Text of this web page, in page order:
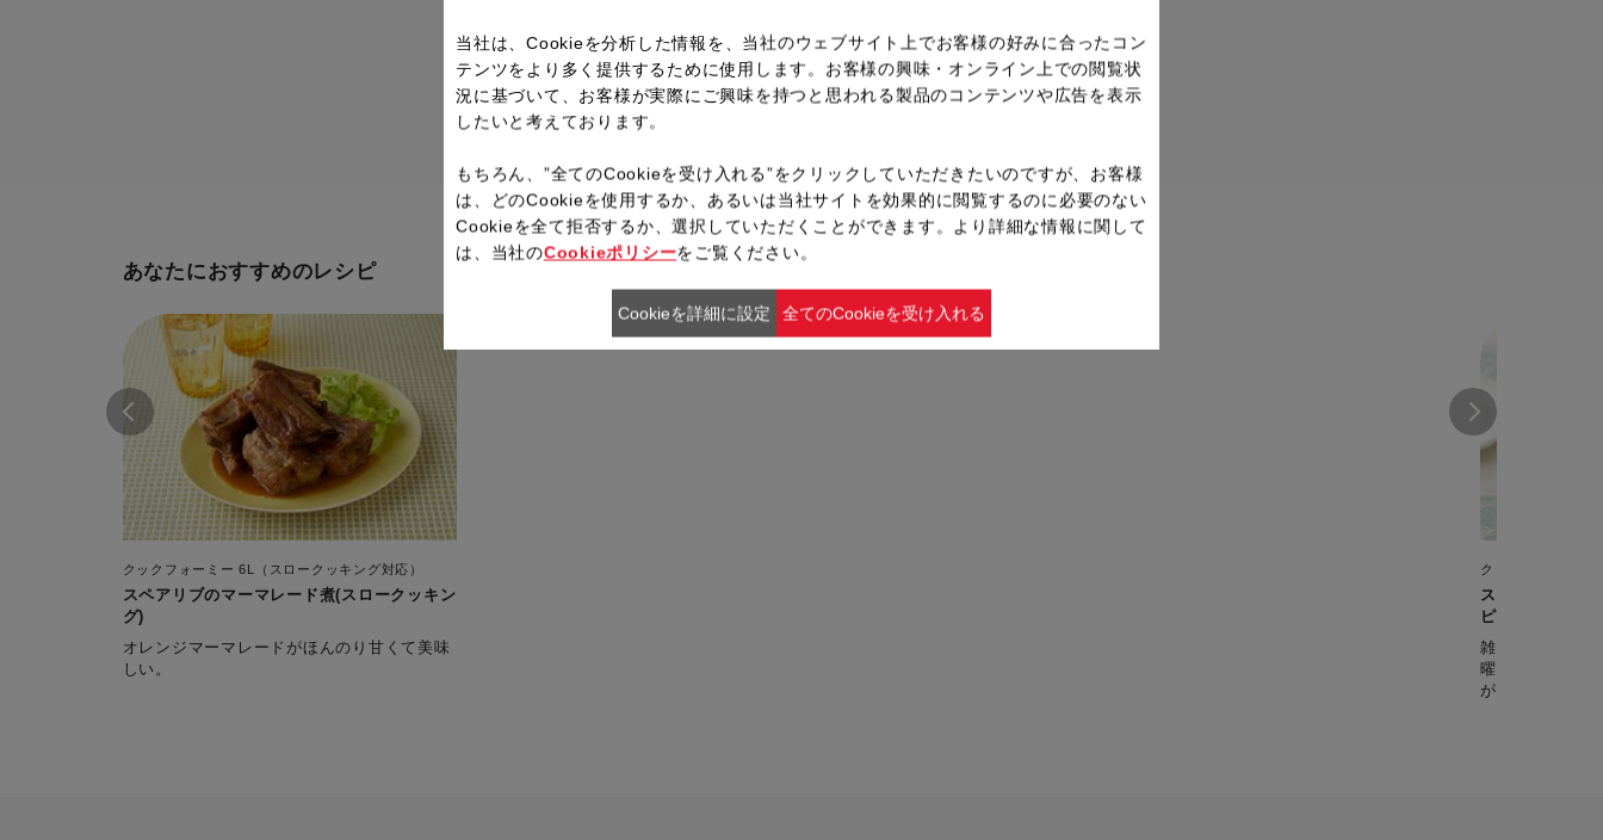
レシピ一覧へ戻る
あなたにおすすめのレシピ
クックフォーミー 6L（スロークッキング対応）
スペアリブのマーマレード煮(スロークッキン
グ)
オレンジマーマレードがほんのり甘くて美味
しい。
クックフォーミー
スペアリブのマ
ピ・春）
雑誌「ESSE」
曜レシピ。 は
がほんのり甘くて美味
当社は、Cookieを分析した情報を、当社のウェブサイト上でお客様の好みに合ったコン
テンツをより多く提供するために使用します。お客様の興味・オンライン上での閲覧状
況に基づいて、お客様が実際にご興味を持つと思われる製品のコンテンツや広告を表示
したいと考えております。
もちろん、”全てのCookieを受け入れる”をクリックしていただきたいのですが、お客様
は、どのCookieを使用するか、あるいは当社サイトを効果的に閲覧するのに必要のない
Cookieを全て拒否するか、選択していただくことができます。より詳細な情報に関して
は、当社のCookieポリシーをご覧ください。
Cookieを詳細に設定 全てのCookieを受け入れる